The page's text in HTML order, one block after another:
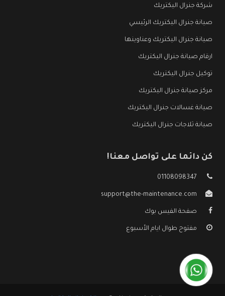
شركة جنرال اليكتريك
صيانة جنرال اليكتريك الرئيسي
صيانة جنرال اليكتريك وعناوينها
ارقام صيانة جنرال اليكتريك
توكيل جنرال اليكتريك
مركز صيانة جنرال اليكتريك
صيانة غسالات جنرال اليكتريك
صيانة ثلاجات جنرال اليكتريك
كن دائما على تواصل معنا!
01108098347
support@the-maintenance.com
صفحة الفيس بوك
مفتوح طوال ايام الأسبوع